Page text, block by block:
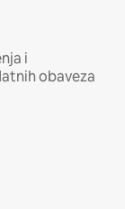
i
obaveza